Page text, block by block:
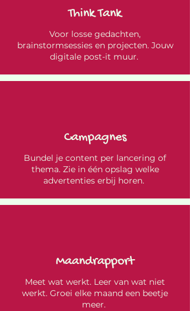
Think Tank
Voor losse gedachten,
brainstormsessies en projecten. Jouw
digitale post-it muur.
Campagnes
Bundel je content per lancering of
thema. Zie in één opslag welke
advertenties erbij horen.
Maandrapport
Meet wat werkt. Leer van wat niet
werkt. Groei elke maand een beetje
meer.